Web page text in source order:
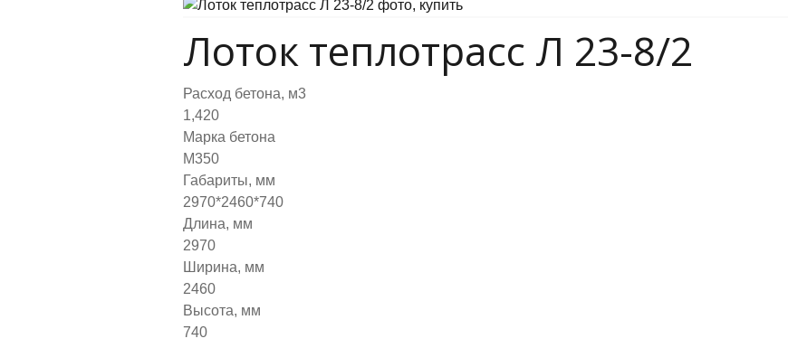
Лоток теплотрасс Л 23-8/2
Расход бетона, м3
1,420
Марка бетона
М350
Габариты, мм
2970*2460*740
Длина, мм
2970
Ширина, мм
2460
Высота, мм
740